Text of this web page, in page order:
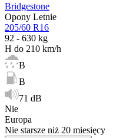
Bridgestone
Opony Letnie
205/60 R16
92 - 630 kg
H do 210 km/h
B
B
71 dB
Nie
Europa
Nie starsze niż 20 miesięcy